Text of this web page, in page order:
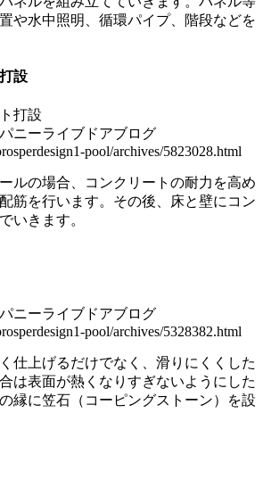
や水中照明、循環パイプ、階段などを
設
ニーライブドアブログ
pool/archives/5823028.html
ルの場合、
コンクリートの耐力を高め
筋を行います。その後、床と壁にコン
いきます。
ニーライブドアブログ
pool/archives/5328382.html
仕上げるだけでなく、 滑りにくくした
は表面が熱くなりすぎないようにした
縁に笠石（コーピングストーン）を設